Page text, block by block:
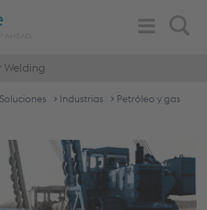
Search
Toggle
Navigation
Welding
Soluciones Industrias
Petróleo y gas